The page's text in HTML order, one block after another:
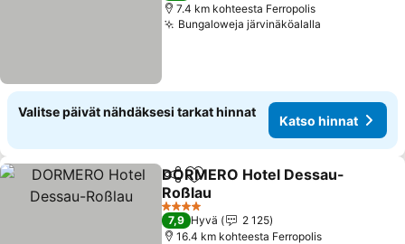
7.4 km kohteesta Ferropolis
Bungaloweja järvinäköalalla
Valitse päivät nähdäksesi tarkat hinnat
Katso hinnat
Jaa Lisää suosikkeihin
DORMERO Hotel Dessau-
Roßlau
Katso hinnat
4 Tähtiluokitus
7,9 Hyvä
2 125
16.4 km kohteesta Ferropolis